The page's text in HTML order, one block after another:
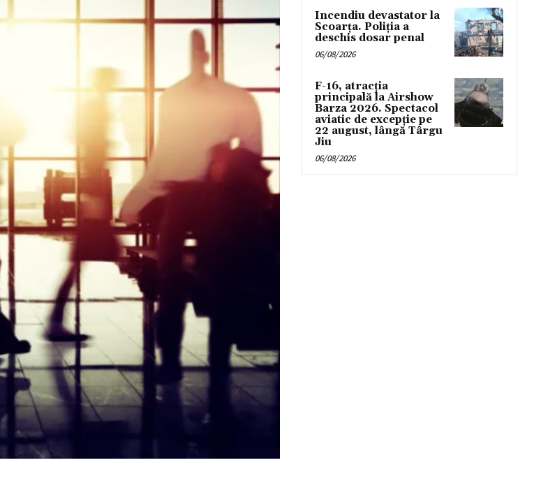
Incendiu devastator la
Scoarța. Poliția a
deschis dosar penal
06/08/2026
F-16, atracția
principală la Airshow
Barza 2026. Spectacol
aviatic de excepție pe
22 august, lângă Târgu
Jiu
06/08/2026